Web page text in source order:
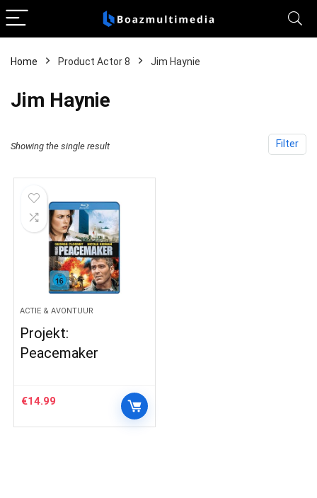
Home Product Actor 8 Jim Haynie
Jim Haynie
Filter
Showing the single result
ACTIE & AVONTUUR
Projekt:
Peacemaker
€14.99